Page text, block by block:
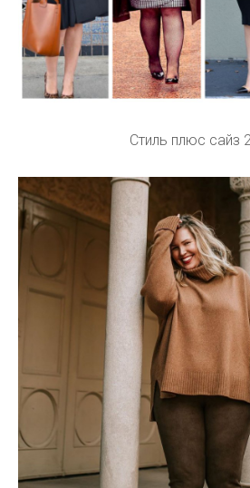
Стиль плюс сайз